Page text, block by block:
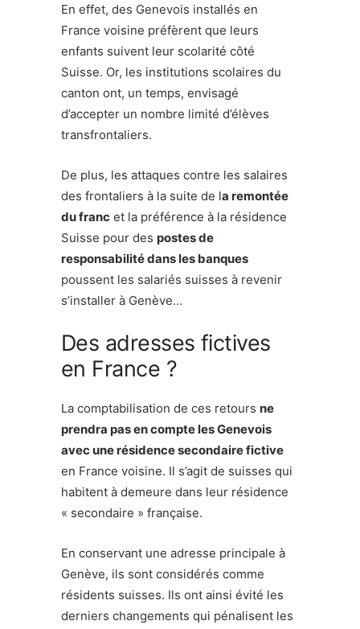
En effet, des Genevois installés en
France voisine préfèrent que leurs
enfants suivent leur scolarité côté
Suisse. Or, les institutions scolaires du
canton ont, un temps, envisagé
d’accepter un nombre limité d’élèves
transfrontaliers.
De plus, les attaques contre les salaires
des frontaliers à la suite de la remontée
du franc et la préférence à la résidence
Suisse pour des postes de
responsabilité dans les banques
poussent les salariés suisses à revenir
s’installer à Genève…
Des adresses fictives
en France ?
La comptabilisation de ces retours ne
prendra pas en compte les Genevois
avec une résidence secondaire fictive
en France voisine. Il s’agit de suisses qui
habitent à demeure dans leur résidence
« secondaire » française.
En conservant une adresse principale à
Genève, ils sont considérés comme
résidents suisses. Ils ont ainsi évité les
derniers changements qui pénalisent les